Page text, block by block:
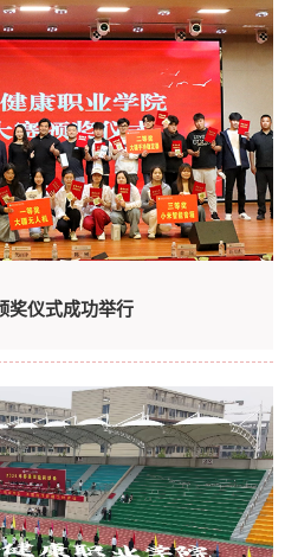
奖仪式成功举行